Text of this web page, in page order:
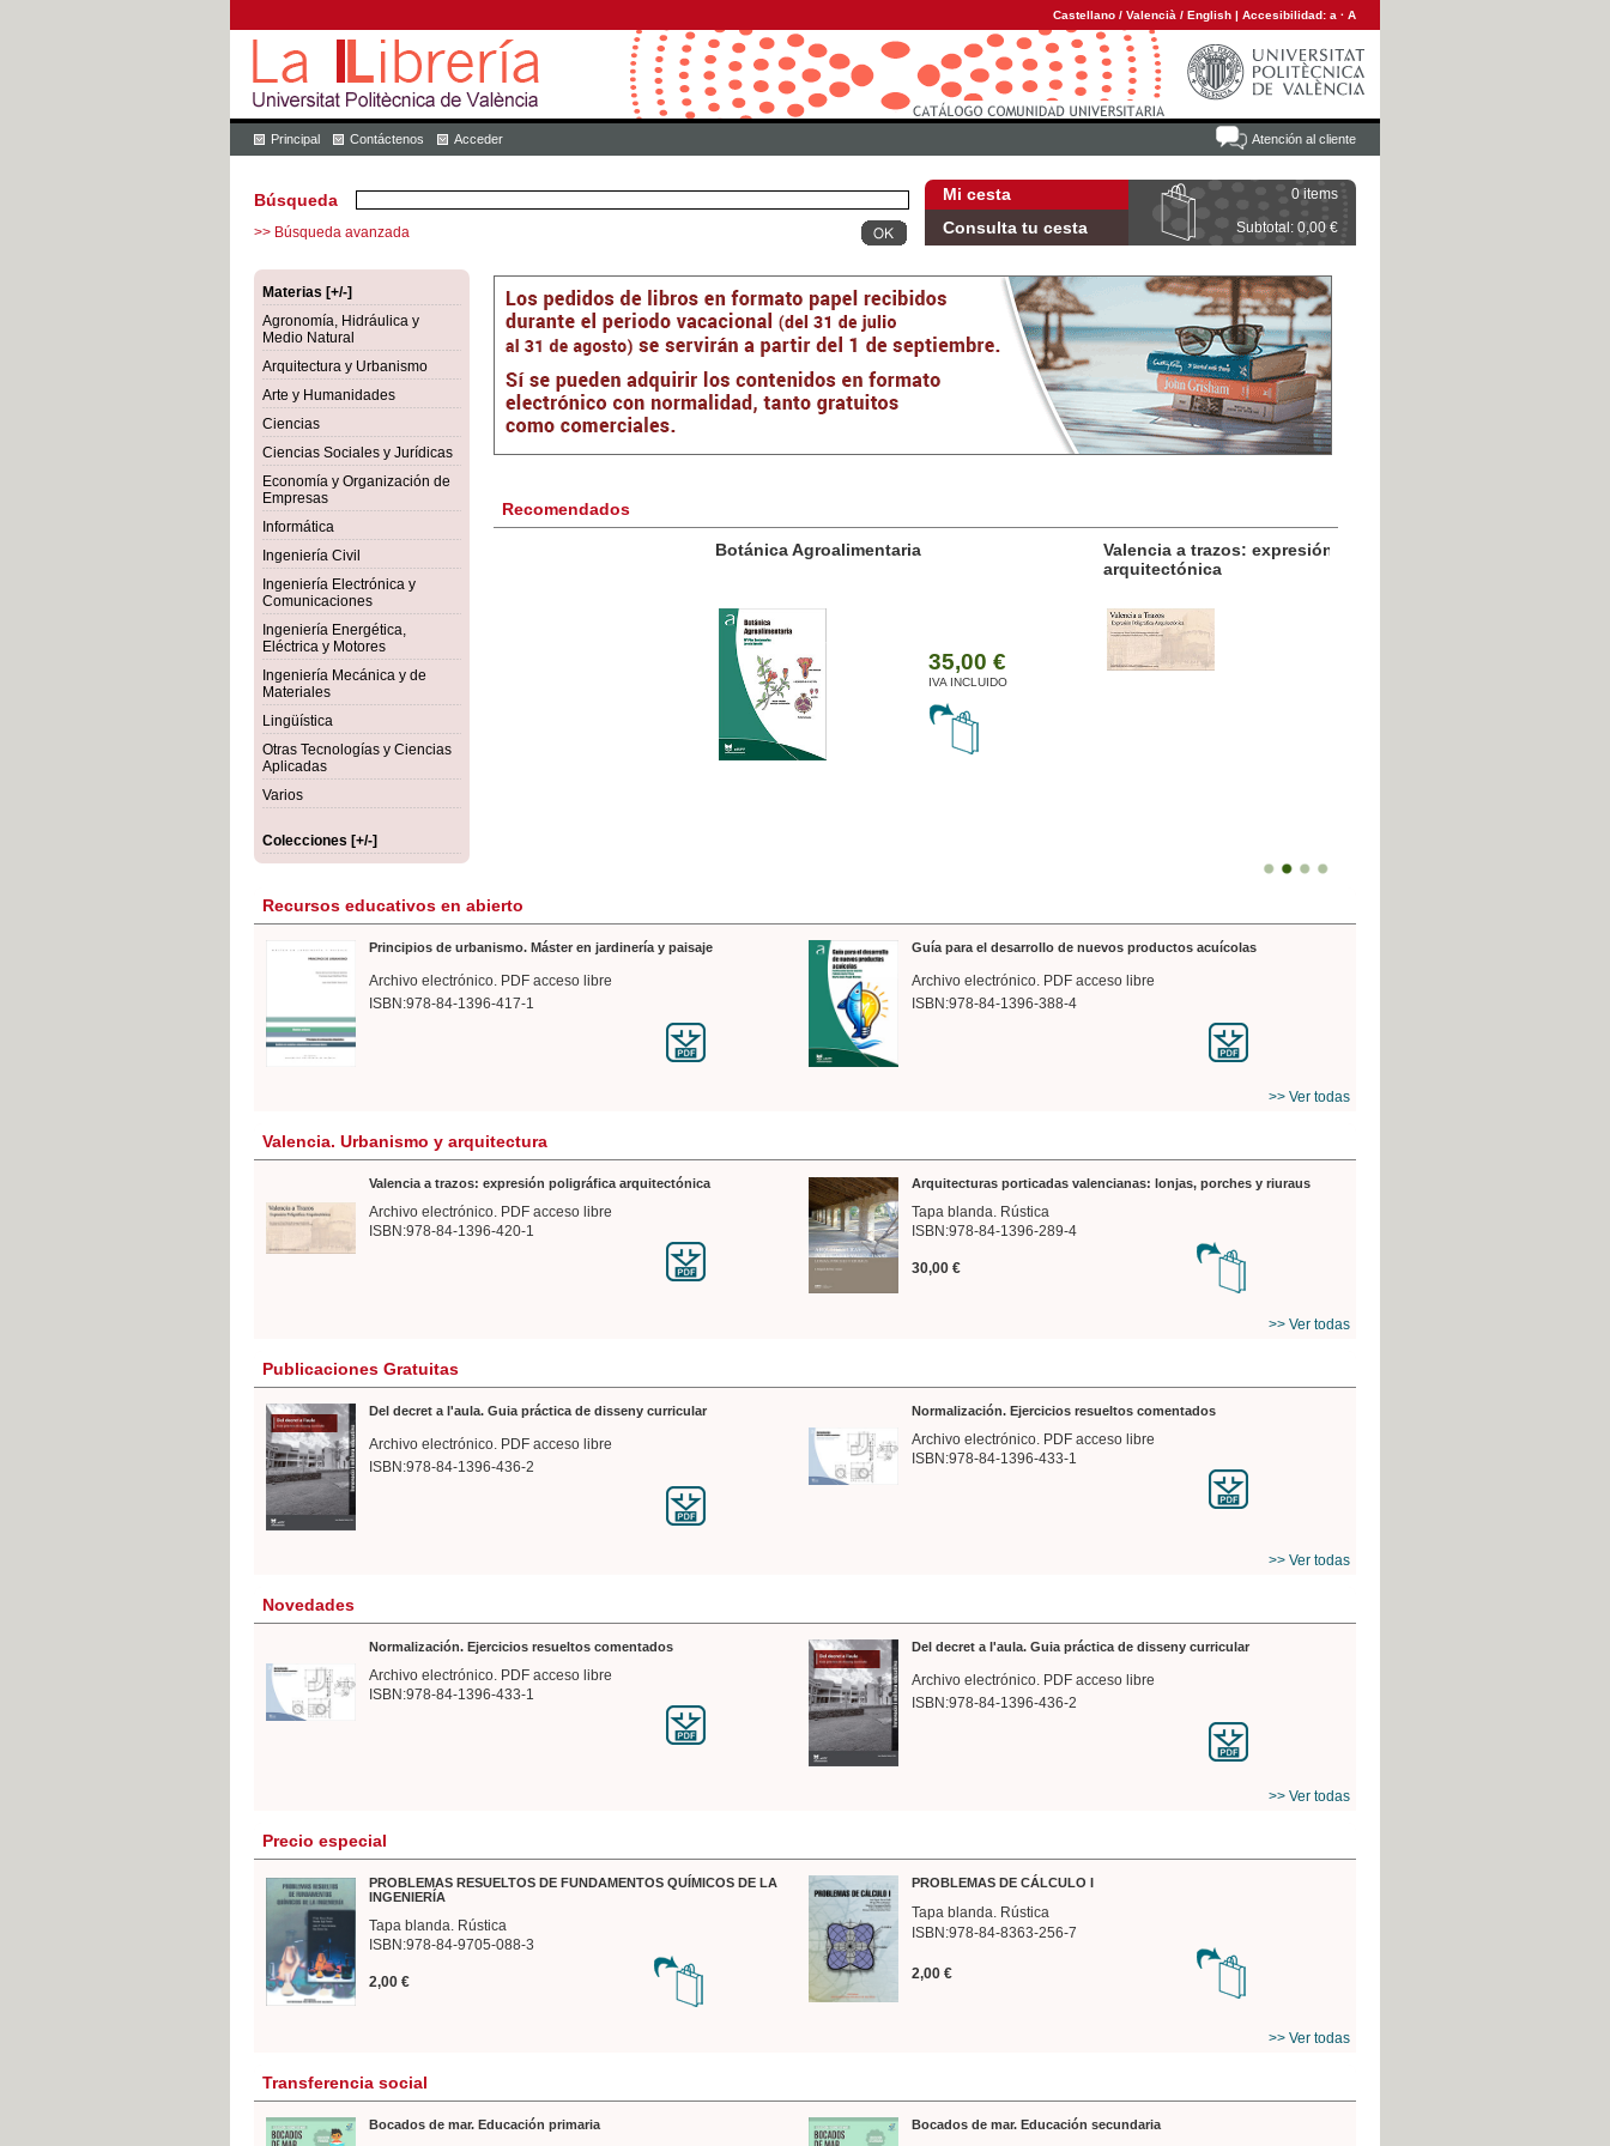
Castellano / Valencià / English | Accesibilidad: a · A
Atención al cliente
Principal Contáctenos Acceder
Mi cesta 0 items
Consulta tu cesta Subtotal: 0,00 €
Búsqueda
>> Búsqueda avanzada
Materias [+/-]
Agronomía, Hidráulica y
Medio Natural
Arquitectura y Urbanismo
Arte y Humanidades
Ciencias
Ciencias Sociales y Jurídicas
Economía y Organización de
Empresas
Informática
Ingeniería Civil
Ingeniería Electrónica y
Comunicaciones
Ingeniería Energética,
Eléctrica y Motores
Ingeniería Mecánica y de
Materiales
Lingüística
Otras Tecnologías y Ciencias
Aplicadas
Varios
Colecciones [+/-]
Recomendados
35,00 €
IVA INCLUIDO
Valencia a trazos: expresión poligráfica
Recursos educativos en abierto
Principios de urbanismo. Máster en jardinería y paisaje
Archivo electrónico. PDF acceso libre
ISBN:978-84-1396-417-1
Guía para el desarrollo de nuevos productos acuícolas
Archivo electrónico. PDF acceso libre
ISBN:978-84-1396-388-4
>> Ver todas
Valencia. Urbanismo y arquitectura
Valencia a trazos: expresión poligráfica arquitectónica
Archivo electrónico. PDF acceso libre
ISBN:978-84-1396-420-1
Arquitecturas porticadas valencianas: lonjas, porches y riuraus
Tapa blanda. Rústica
ISBN:978-84-1396-289-4
30,00 €
>> Ver todas
Publicaciones Gratuitas
Del decret a l'aula. Guia práctica de disseny curricular
Archivo electrónico. PDF acceso libre
ISBN:978-84-1396-436-2
Normalización. Ejercicios resueltos comentados
Archivo electrónico. PDF acceso libre
ISBN:978-84-1396-433-1
>> Ver todas
Novedades
Normalización. Ejercicios resueltos comentados
Archivo electrónico. PDF acceso libre
ISBN:978-84-1396-433-1
Del decret a l'aula. Guia práctica de disseny curricular
Archivo electrónico. PDF acceso libre
ISBN:978-84-1396-436-2
>> Ver todas
Precio especial
PROBLEMAS RESUELTOS DE FUNDAMENTOS QUÍMICOS DE LA
INGENIERÍA
Tapa blanda. Rústica
ISBN:978-84-9705-088-3
2,00 €
PROBLEMAS DE CÁLCULO I
Tapa blanda. Rústica
ISBN:978-84-8363-256-7
2,00 €
>> Ver todas
Transferencia social
Bocados de mar. Educación primaria Bocados de mar. Educación secundaria